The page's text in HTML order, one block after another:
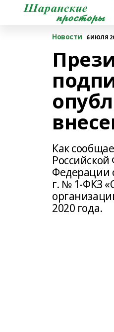
Новости 6 ИЮЛЯ
Как
Федерации
г. № 1-ФКЗ
2020 года.